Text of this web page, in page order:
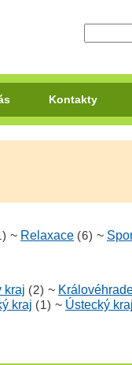
Kontakty
~ Relaxace (6) ~
kraj (2) ~
kraj (1) ~ Ústecký kraj